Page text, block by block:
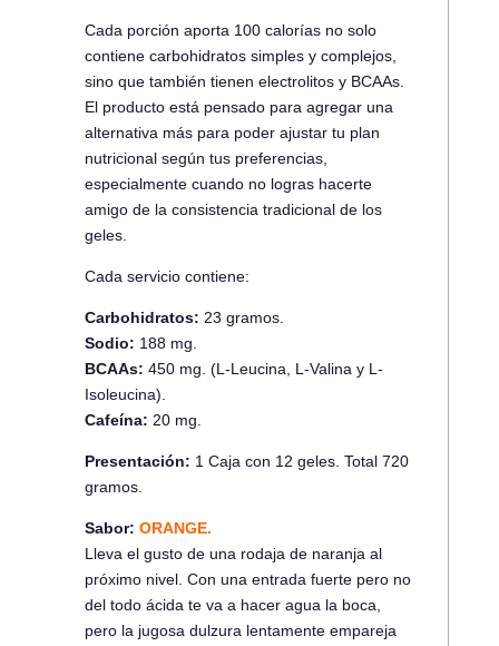
Cada porción aporta 100 calorías no solo
contiene carbohidratos simples y complejos,
sino que también tienen electrolitos y BCAAs.
El producto está pensado para agregar una
alternativa más para poder ajustar tu plan
nutricional según tus preferencias,
especialmente cuando no logras hacerte
amigo de la consistencia tradicional de los
geles.
Cada servicio contiene:
Carbohidratos: 23 gramos.
Sodio: 188 mg.
BCAAs: 450 mg. (L-Leucina, L-Valina y L-
Isoleucina).
Cafeína: 20 mg.
Presentación: 1 Caja con 12 geles. Total 720
gramos.
Sabor: ORANGE.
Lleva el gusto de una rodaja de naranja al
próximo nivel. Con una entrada fuerte pero no
del todo ácida te va a hacer agua la boca,
pero la jugosa dulzura lentamente empareja